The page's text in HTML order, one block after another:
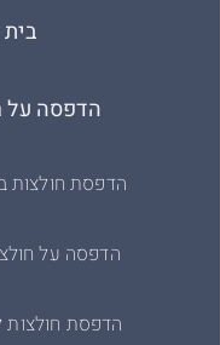
בית
הדפסה על
הדפסת חולצות
הדפסה על
הדפסת חולצות